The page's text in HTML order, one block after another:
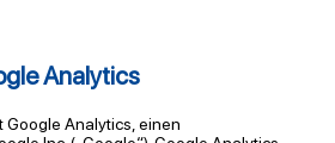
Analytics
Google Analytics, einen